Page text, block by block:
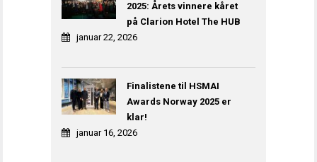
2025: Årets vinnere kåret
på Clarion Hotel The HUB
januar 22, 2026
Finalistene til HSMAI
Awards Norway 2025 er
klar!
januar 16, 2026